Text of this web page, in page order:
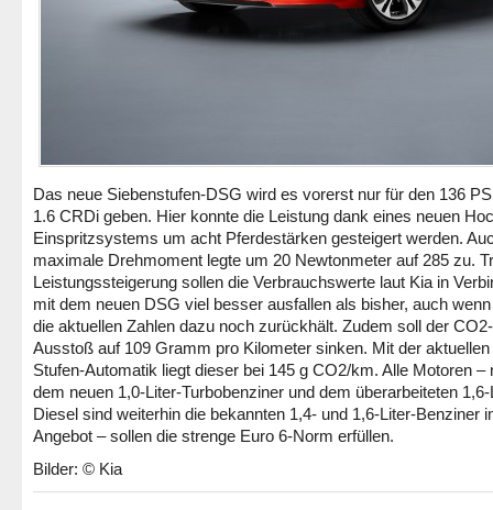
Das neue Siebenstufen-DSG wird es vorerst nur für den 136
1.6 CRDi geben. Hier konnte die Leistung dank eines neuen
Einspritzsystems um acht Pferdestärken gesteigert werden.
maximale Drehmoment legte um 20 Newtonmeter auf 285 zu.
Leistungssteigerung sollen die Verbrauchswerte laut Kia in
mit dem neuen DSG viel besser ausfallen als bisher, auch
die aktuellen Zahlen dazu noch zurückhält. Zudem soll der CO2-
Ausstoß auf 109 Gramm pro Kilometer sinken. Mit der
Stufen-Automatik liegt dieser bei 145 g CO2/km. Alle Motoren –
dem neuen 1,0-Liter-Turbobenziner und dem überarbeiteten
Diesel sind weiterhin die bekannten 1,4- und 1,6-Liter-Benziner
Angebot – sollen die strenge Euro 6-Norm erfüllen.
Bilder: © Kia